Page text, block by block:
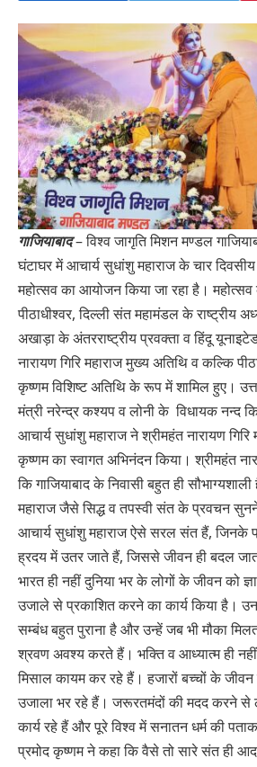
गाजियाबाद– विश्व जागृति मिशन मण्डल
घंटाघर में आचार्य सुधांशु महाराज के चार
महोत्सव का आयोजन किया जा रहा है।
पीठाधीश्वर, दिल्ली संत महामंडल के राष्ट्रीय
अखाड़ा के अंतरराष्ट्रीय प्रवक्ता व हिंदू
नारायण गिरि महाराज मुख्य अतिथि व कल्कि
कृष्णम विशिष्ट अतिथि के रूप में शामिल हुए।
मंत्री नरेन्द्र कश्यप व लोनी के विधायक नन्द
आचार्य सुधांशु महाराज ने श्रीमहंत नारायण गिरि
कृष्णम का स्वागत अभिनंदन किया। श्रीमहंत
कि गाजियाबाद के निवासी बहुत ही
महाराज जैसे सिद्ध व तपस्वी संत के प्रवचन
आचार्य सुधांशु महाराज ऐसे सरल संत हैं,
ह्रदय में उतर जाते हैं, जिससे जीवन ही बदल
भारत ही नहीं दुनिया भर के लोगों के जीवन को
उजाले से प्रकाशित करने का कार्य किया है।
सम्बंध बहुत पुराना है और उन्हें जब भी मौका
श्रवण अवश्य करते हैं। भक्ति व आध्यात्म ही नहीं
मिसाल कायम कर रहे हैं। हजारों बच्चों के
उजाला भर रहे हैं। जरूरतमंदों की मदद करने
कार्य रहे हैं और पूरे विश्व में सनातन धर्म की
प्रमोद कृष्णम ने कहा कि वैसे तो सारे संत ही